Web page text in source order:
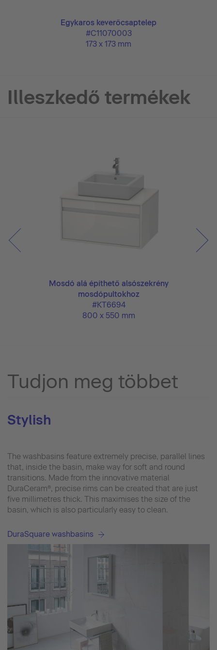
Egykaros keverőcsaptelep
#C11070003
173 x 173 mm
Illeszkedő termékek
Mosdó alá építhető alsószekrény
mosdópultokhoz
#KT6694
800 x 550 mm
Tudjon meg többet
Stylish
The washbasins feature extremely precise, parallel lines
that, inside the basin, make way for soft and round
transitions. Made from the innovative material
DuraCeram®, precise rims can be created that are just
five millimetres thick. This maximises the size of the
basin, which is also particularly easy to clean.
DuraSquare washbasins